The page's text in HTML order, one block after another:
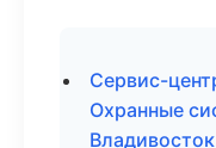
Сервис-
Охранные
Владивосток